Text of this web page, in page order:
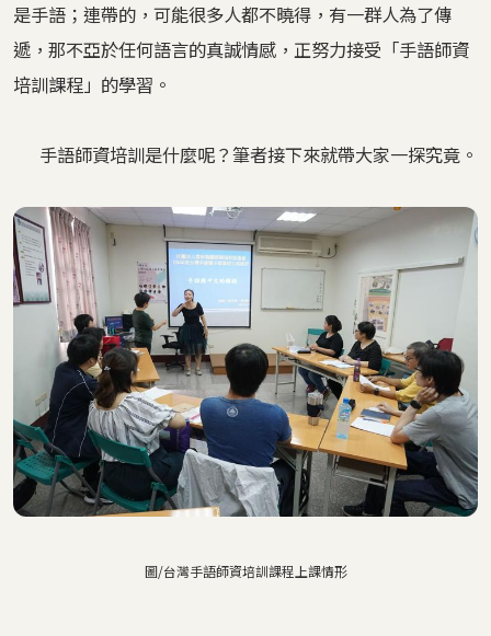
是手語；連帶的，可能很多人都不曉得，有一群人為了傳
遞，那不亞於任何語言的真誠情感，正努力接受「手語師資
培訓課程」的學習。
手語師資培訓是什麼呢？筆者接下來就帶大家一探究竟。
圖/台灣手語師資培訓課程上課情形